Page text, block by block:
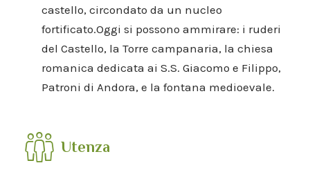
castello, circondato da un nucleo
fortificato.Oggi si possono ammirare: i ruderi
del Castello, la Torre campanaria, la chiesa
romanica dedicata ai S.S. Giacomo e Filippo,
Patroni di Andora, e la fontana medioevale.
Utenza